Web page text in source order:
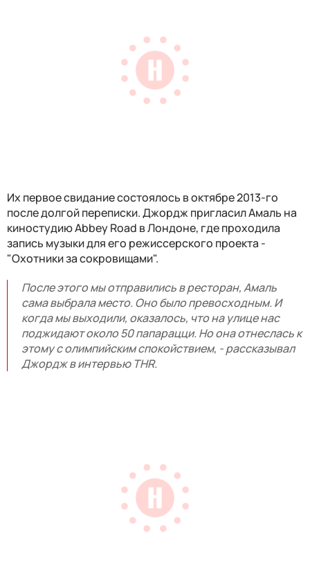
Их первое свидание состоялось в октябре 2013-го
после долгой переписки. Джордж пригласил Амаль на
киностудию Abbey Road в Лондоне, где проходила
запись музыки для его режиссерского проекта -
"Охотники за сокровищами".
После этого мы отправились в ресторан, Амаль
сама выбрала место. Оно было превосходным. И
когда мы выходили, оказалось, что на улице нас
поджидают около 50 папарацци. Но она отнеслась к
этому с олимпийским спокойствием, - рассказывал
Джордж в интервью THR.